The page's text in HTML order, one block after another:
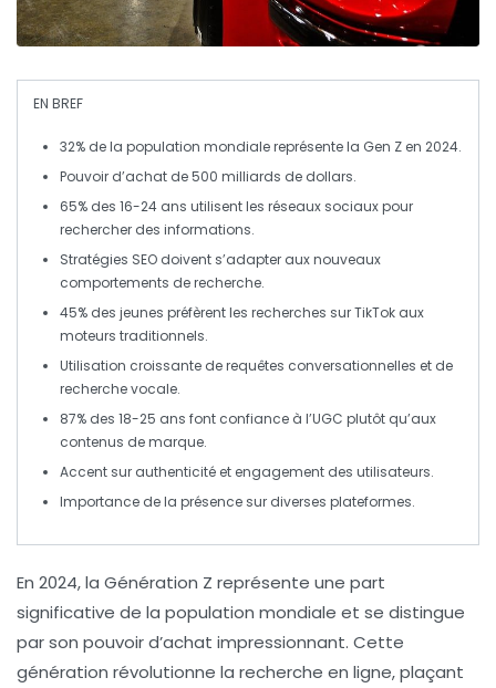
EN BREF
32% de la population mondiale représente la Gen Z en 2024.
Pouvoir d’achat de500 milliards de dollars.
65% des 16-24 ans utilisentles réseaux sociauxpour
rechercher des informations.
Stratégies SEO doivent s’adapter aux nouveaux
comportements de recherche.
45% des jeunes préfèrent les recherches surTikTok aux
moteurs traditionnels.
Utilisation croissante derequêtes conversationnelles et de
recherche vocale.
87% des 18-25 ans font confiance à l’UGC plutôt qu’aux
contenus de marque.
Accent sur authenticité et engagement des utilisateurs.
Importance de la présence sur diverses plateformes.
En 2024, la Génération Z représente une part
significative de la population mondiale et se distingue
par son pouvoir d’achat impressionnant. Cette
génération révolutionne la recherche en ligne, plaçant